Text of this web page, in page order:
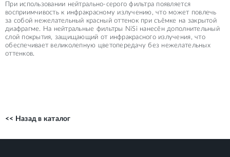
При использовании нейтрально-серого фильтра появляется
восприимчивость к инфракрасному излучению, что может повлечь
за собой нежелательный красный оттенок при съёмке на закрытой
диафрагме. На нейтральные фильтры NiSi нанесён дополнительный
слой покрытия, защищающий от инфракрасного излучения, что
обеспечивает великолепную цветопередачу без нежелательных
оттенков.
<< Назад в каталог